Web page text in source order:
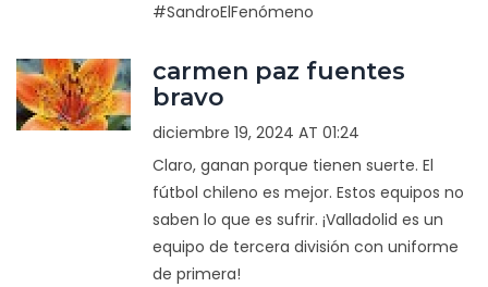
#SandroElFenómeno
carmen paz fuentes
bravo
diciembre 19, 2024 AT 01:24
Claro, ganan porque tienen suerte. El
fútbol chileno es mejor. Estos equipos no
saben lo que es sufrir. ¡Valladolid es un
equipo de tercera división con uniforme
de primera!